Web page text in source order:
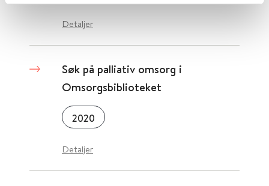
Detaljer
Søk på palliativ omsorg i
Omsorgsbiblioteket
2020
Detaljer